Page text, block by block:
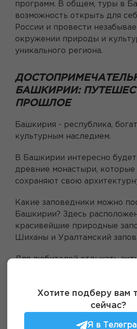
программ. В общем, туры в
возможность открыть для
России и провести
окружении природы и
уникального региона.
БАШКИРИИ:
ПРОШЛОЕ
Башкирия - республика,
культурным наследием.
В Башкирии интересно будет
древние монастыри, которые
сохраняют свою
Какие заповедники можно
Башкирии? Здесь
красивейшие природные
Шиханы и Уралтамский
Для любителей отдыхать
предлагается большой
до лыжных прогулок по
организуются с учетом
Хотите подберу вам
сейчас?
Я в